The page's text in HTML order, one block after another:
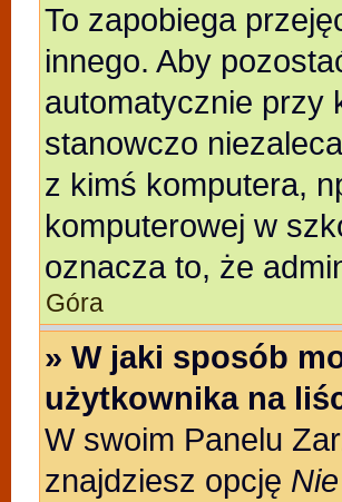
To zapobiega
innego. Aby
automatycznie przy
stanowczo
z kimś komputera,
komputerowej w
oznacza to, że
Góra
» W jaki sposób
użytkownika na
W swoim Panelu
znajdziesz opcję